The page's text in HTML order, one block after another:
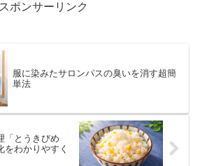
スポンサーリンク
服に染みたサロンパスの臭いを消す超簡
単法
「とうきびめ
をわかりやすく